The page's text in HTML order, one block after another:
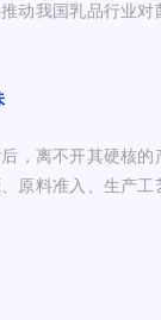
动我国乳品行业
，离不开其硬核
原料准入、生产